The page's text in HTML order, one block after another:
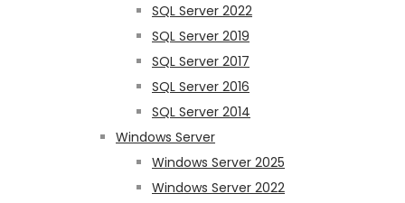
SQL Server 2022
SQL Server 2019
SQL Server 2017
SQL Server 2016
SQL Server 2014
Windows Server
Windows Server 2025
Windows Server 2022